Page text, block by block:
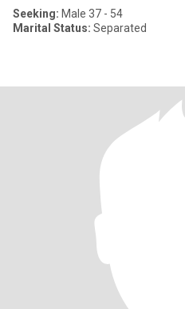
Seeking: Male 37 - 54
Marital Status: Separated